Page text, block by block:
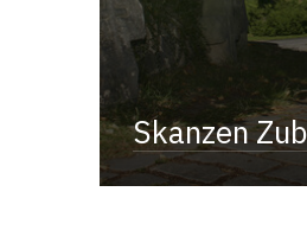
Skanzen